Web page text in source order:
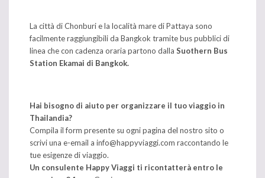
La città di Chonburi e la località mare di Pattaya sono
facilmente raggiungibili da Bangkok tramite bus pubblici di
linea che con cadenza oraria partono dalla Suothern Bus
Station Ekamai di Bangkok.
Hai bisogno di aiuto per organizzare il tuo viaggio in
Thailandia?
Compila il form presente su ogni pagina del nostro sito o
scrivi una e-email a info@happyviaggi.com raccontando le
tue esigenze di viaggio.
Un consulente Happy Viaggi ti ricontatterà entro le